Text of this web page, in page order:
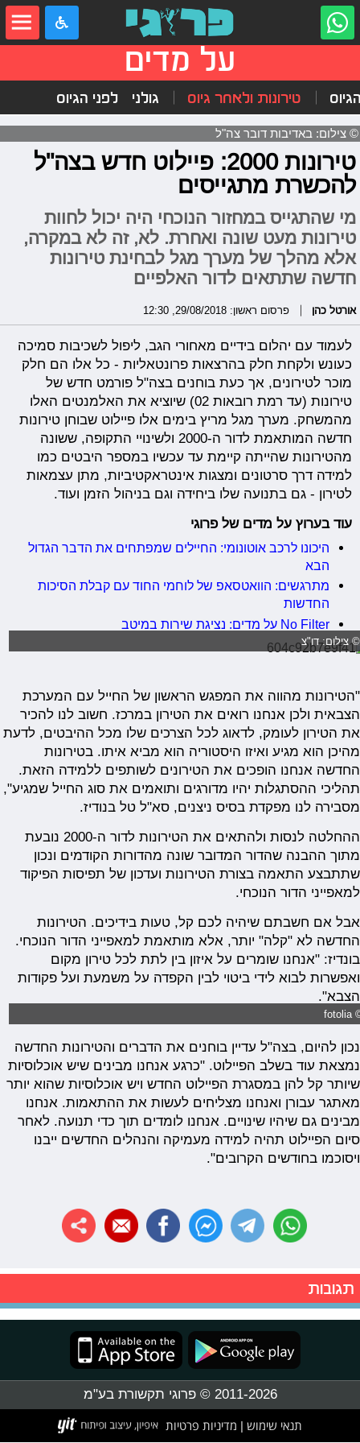
על מדים
טירונות ולאחר גיוס גולני לפני הגיוס
© צילום: באדיבות דובר צה"ל
טירונות 2000: פיילוט חדש בצה"ל
להכשרת מתגייסים
מי שהתגייס במחזור הנוכחי היה יכול לחוות
טירונות מעט שונה ואחרת. לא, זה לא במקרה,
אלא מהלך של מערך מגל לבחינת טירונות
חדשה שתתאים לדור האלפיים
אורטל כהן פרסום ראשון: 29/08/2018, 12:30
לעמוד עם יהלום בידיים מאחורי הגב, ליפול לשכיבות סמיכה
כעונש ולקחת חלק בהרצאות פרונטאליות - כל אלו הם חלק
מוכר לטירונים, אך כעת בוחנים בצה"ל פורמט חדש של
טירונות (עד רמת רובאות 02) שיוציא את האלמנטים האלו
מהמשחק. מערך מגל מריץ בימים אלו פיילוט שבוחן טירונות
חדשה המותאמת לדור ה-2000 ולשינויי התקופה, ששונה
מהטירונות שהייתה קיימת עד עכשיו במספר היבטים כמו
למידה דרך סרטונים ומצגות אינטראקטיביות, מתן עצמאות
לטירון - גם בתנועה שלו ביחידה וגם בניהול הזמן ועוד.
עוד בערוץ על מדים של פרוגי
היכונו לרכב אוטונומי: החיילים שמפתחים את הדבר הגדול
הבא
מתרגשים: הוואטסאפ של לוחמי החוד עם קבלת הסיכות
החדשות
No Filter על מדים: נציגת שירות במיטב
צילום: דו"צ
"הטירונות מהווה את המפגש הראשון של החייל עם המערכת
הצבאית ולכן אנחנו רואים את הטירון במרכז. חשוב לנו להכיר
את הטירון לעומק, לדאוג לכל הצרכים שלו מכל ההיבטים, לדעת
מהיכן הוא מגיע ואיזו היסטוריה הוא מביא איתו. בטירונות
החדשה אנחנו הופכים את הטירונים לשותפים ללמידה הזאת.
תהליכי ההסתגלות יהיו מדורגים ותואמים את סוג החייל שמגיע",
מסבירה לנו מפקדת בסיס ניצנים, סא"ל טל בנודיז.
ההחלטה לנסות ולהתאים את הטירונות לדור ה-2000 נובעת
מתוך ההבנה שהדור המדובר שונה מהדורות הקודמים ונכון
שתתבצע התאמה בצורת הטירונות ועדכון של תפיסות הפיקוד
למאפייני הדור הנוכחי.
אבל אם חשבתם שיהיה לכם קל, טעות בידיכים. הטירונות
החדשה לא "קלה" יותר, אלא מותאמת למאפייני הדור הנוכחי.
בונדיז: "אנחנו שומרים על איזון בין לתת לכל טירון מקום
ואפשרות לבוא לידי ביטוי לבין הקפדה על משמעת ועל פקודות
הצבא".
©
נכון להיום, בצה"ל עדיין בוחנים את הדברים והטירונות החדשה
נמצאת עוד בשלב הפיילוט. "כרגע אנחנו מבינים שיש אוכלוסיות
שיותר קל להן במסגרת הפיילוט החדש ויש אוכלוסיות שהוא יותר
מאתגר עבורן ואנחנו מצליחים לעשות את ההתאמות. אנחנו
מבינים גם שיהיו שינויים. אנחנו לומדים תוך כדי תנועה. לאחר
סיום הפיילוט תהיה למידה מעמיקה והנהלים החדשים ייבנו
ויסוכמו בחודשים הקרובים".
תגובות
2011-2026 © פרוגי תקשורת בע"מ
תנאי שימוש | מדיניות פרטיות